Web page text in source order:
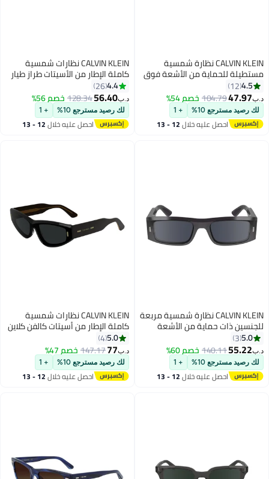
CALVIN KLEIN نظارة شمسية
من الأشعة فوق
البنفسجية للرجال - CK23533S-
001-5320 - مقاس العدسة: 53 خصم 54%
10%
+ 1
عليه خلال 12 - 13
CALVIN KLEIN نظارات شمسية
كاملة الإطار من الأسيتات طراز طيار
من كالفن كلاين CK24508S 5518
(017) أسود هافانا
د.ب‏ 128.34خصم 56%
لك رصيد مسترجع 10% + 1
احصل عليه خلال 12 - 13
CALVIN KLEIN نظارة شمسية مربعة
حماية من الأشعة
فوق البنفسجية - CK23537S-059-
خصم 60%
10%
+ 1
عليه خلال 12 - 13
CALVIN KLEIN نظارات شمسية
كاملة الإطار من أسيتات كالفن كلاين
CK24534S 5419 (001) باللون
الأسود
د.ب‏ 147.17خصم 47%
لك رصيد مسترجع 10% + 1
احصل عليه خلال 12 - 13